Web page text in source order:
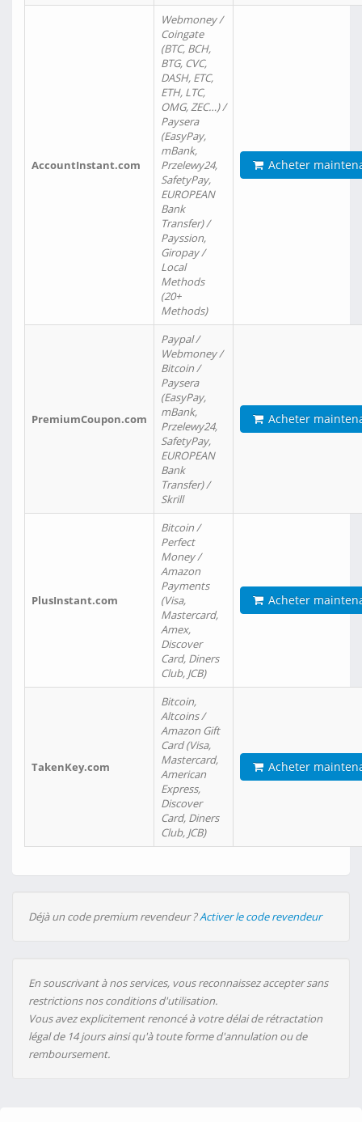
AccountInstant.com
Webmoney /
Coingate
(BTC, BCH,
BTG, CVC,
DASH, ETC,
ETH, LTC,
OMG, ZEC…) /
Paysera
(EasyPay,
mBank,
Przelewy24,
SafetyPay,
EUROPEAN
Bank
Transfer) /
Payssion,
Giropay /
Local
Methods
(20+
Methods)
Acheter
PremiumCoupon.com
Paypal /
Webmoney /
Bitcoin /
Paysera
(EasyPay,
mBank,
Przelewy24,
SafetyPay,
EUROPEAN
Bank
Transfer) /
Skrill
Acheter
PlusInstant.com
Bitcoin /
Perfect
Money /
Amazon
Payments
(Visa,
Mastercard,
Amex,
Discover
Card, Diners
Club, JCB)
Acheter
TakenKey.com
Bitcoin,
Altcoins /
Amazon Gift
Card (Visa,
Mastercard,
American
Express,
Discover
Card, Diners
Club, JCB)
Acheter
Déjà un code premium revendeur ?Activer le code revendeur
En souscrivant à nos services, vous reconnaissez accepter sans
restrictions nos conditions d'utilisation.
Vous avez explicitement renoncé à votre délai de rétractation
légal de 14 jours ainsi qu'à toute forme d'annulation ou de
remboursement.